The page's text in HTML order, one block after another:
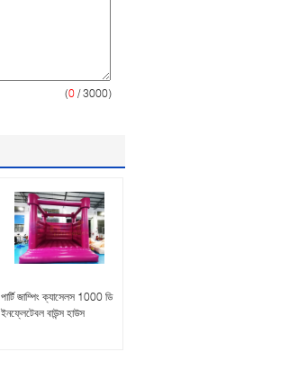
(0 / 3000)
পার্টি জাম্পিং ক্যাসেলস 1000 ডি
ইনফ্লেটেবল বাউন্স হাউস